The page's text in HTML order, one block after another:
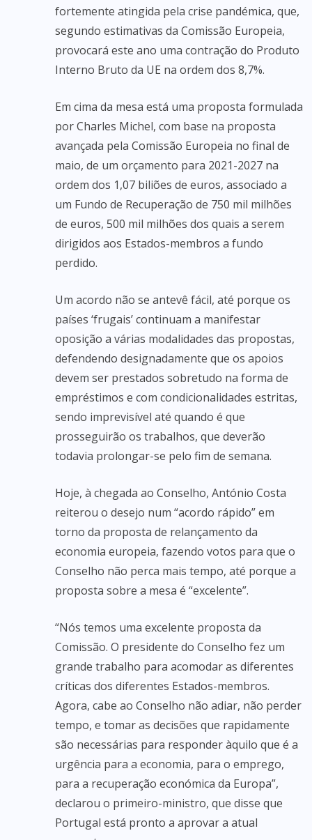
fortemente atingida pela crise pandémica, que,
segundo estimativas da Comissão Europeia,
provocará este ano uma contração do Produto
Interno Bruto da UE na ordem dos 8,7%.
Em cima da mesa está uma proposta formulada
por Charles Michel, com base na proposta
avançada pela Comissão Europeia no final de
maio, de um orçamento para 2021-2027 na
ordem dos 1,07 biliões de euros, associado a
um Fundo de Recuperação de 750 mil milhões
de euros, 500 mil milhões dos quais a serem
dirigidos aos Estados-membros a fundo
perdido.
Um acordo não se antevê fácil, até porque os
países ‘frugais’ continuam a manifestar
oposição a várias modalidades das propostas,
defendendo designadamente que os apoios
devem ser prestados sobretudo na forma de
empréstimos e com condicionalidades estritas,
sendo imprevisível até quando é que
prosseguirão os trabalhos, que deverão
todavia prolongar-se pelo fim de semana.
Hoje, à chegada ao Conselho, António Costa
reiterou o desejo num “acordo rápido” em
torno da proposta de relançamento da
economia europeia, fazendo votos para que o
Conselho não perca mais tempo, até porque a
proposta sobre a mesa é “excelente”.
“Nós temos uma excelente proposta da
Comissão. O presidente do Conselho fez um
grande trabalho para acomodar as diferentes
críticas dos diferentes Estados-membros.
Agora, cabe ao Conselho não adiar, não perder
tempo, e tomar as decisões que rapidamente
são necessárias para responder àquilo que é a
urgência para a economia, para o emprego,
para a recuperação económica da Europa”,
declarou o primeiro-ministro, que disse que
Portugal está pronto a aprovar a atual